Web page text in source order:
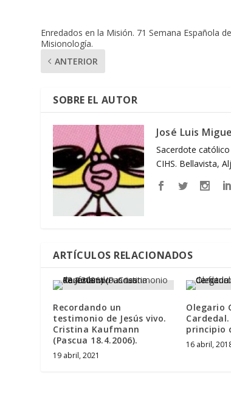
Enredados en la Misión. 71 Semana Española de
Misionología.
ANTERIOR
SOBRE EL AUTOR
José Luis
Sacerdote
CIHS. Bellavista,
ARTÍCULOS RELACIONADOS
Recordando un
testimonio de Jesús vivo.
Cristina Kaufmann
(Pascua 18.4.2006).
19 abril, 2021
Olegario
principio
16 abril,